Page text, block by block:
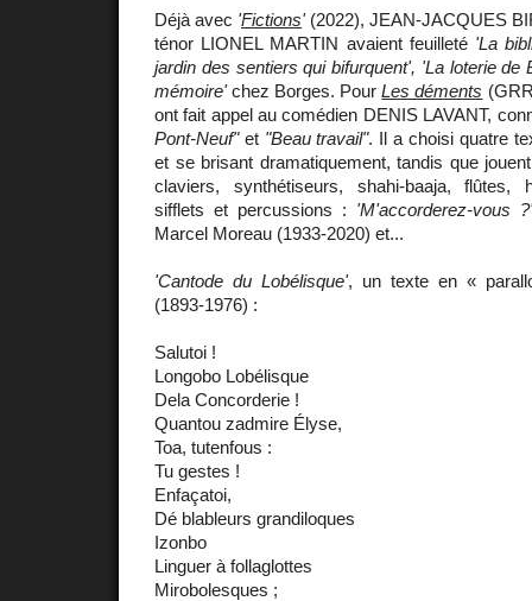
Déjà avec 'Fictions'(2022), JEAN-JACQUES
ténor LIONEL MARTIN avaient feuilleté 'La
jardin des sentiers qui bifurquent', 'La loterie de
mémoire'chez Borges. PourLes déments
ont fait appel au comédien DENIS LAVANT,
Pont-Neuf"et "Beau travail". Il a choisi quatre
et se brisant dramatiquement, tandis que
claviers, synthétiseurs, shahi-baaja, flûtes,
sifflets et percussions : 'M'accorderez-vous ?'
Marcel Moreau (1933-2020) et...
'Cantode du Lobélisque', un texte en «
(1893-1976) :
Salutoi !
Longobo Lobélisque
Dela Concorderie !
Quantou zadmire Élyse,
Toa, tutenfous :
Tu gestes !
Enfaçatoi,
Dé blableurs grandiloques
Izonbo
Linguer à follaglottes
Mirobolesques ;